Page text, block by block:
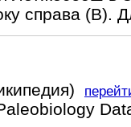
справа (В).